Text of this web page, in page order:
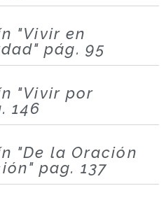
"Vivir en
pág. 95
"Vivir por
146
"De la Oración
pag. 137